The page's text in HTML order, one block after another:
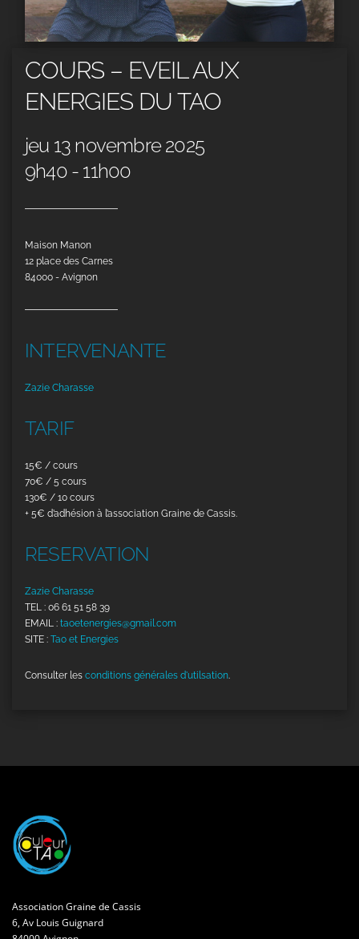
COURS – EVEIL AUX
ENERGIES DU TAO
jeu 13 novembre 2025
9h40 - 11h00
Maison Manon
12 place des Carnes
84000 - Avignon
INTERVENANTE
Zazie Charasse
TARIF
15€ / cours
70€ / 5 cours
130€ / 10 cours
+ 5€ d’adhésion à l’association Graine de Cassis.
RESERVATION
Zazie Charasse
TEL : 06 61 51 58 39
EMAIL : taoetenergies@gmail.com
SITE : Tao et Energies
Consulter les conditions générales d'utilsation
Association Graine de Cassis
6, Av Louis Guignard